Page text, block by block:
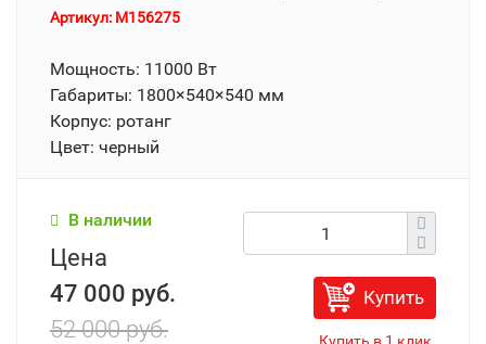
Артикул: M156275
Мощность: 11000 Вт
Габариты: 1800×540×540 мм
Корпус: ротанг
Цвет: черный
В наличии
Цена
47 000 руб.
52 000 руб.
Купить